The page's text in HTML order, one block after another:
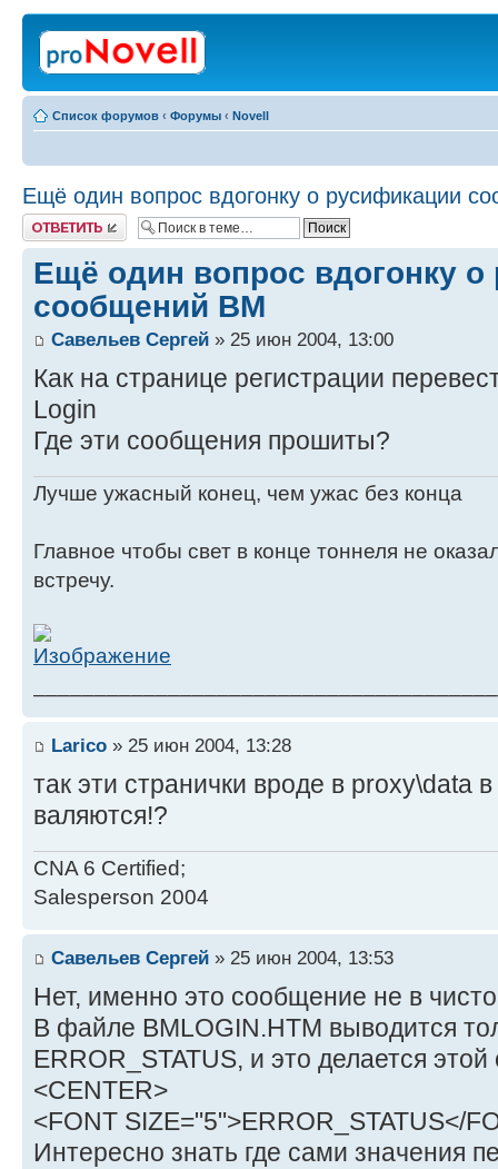
Список форумов ‹ Форумы ‹ Novell
Ещё один вопрос вдогонку o русификации
Ответить
Ещё один вопрос вдогонку o
сообщений BM
Савельев Сергей » 25 июн 2004, 13:00
Как на странице регистрации
Login
Где эти сообщения прошиты?
Лучше ужасный конец, чем ужас без конца
Главное чтобы свет в конце тоннеля не
встречу.
Larico » 25 июн 2004, 13:28
так эти странички вроде в proxy\data
валяются!?
CNA 6 Certified;
Salesperson 2004
Савельев Сергей » 25 июн 2004, 13:53
Нет, именно это сообщение не в
В файле BMLOGIN.HTM выводится
ERROR_STATUS, и это делается этой
<CENTER>
<FONT SIZE="5">ERROR_STATUS</
Интересно знать где сами значения